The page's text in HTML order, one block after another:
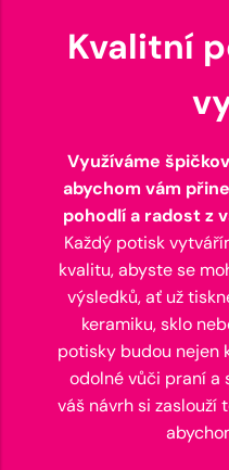
Kvalitní
Využíváme
abychom vám
pohodlí a radost z
Každý potisk
kvalitu, abyste se
výsledků, ať už
keramiku, sklo
potisky budou nejen
odolné vůči praní a
váš návrh si zaslouží